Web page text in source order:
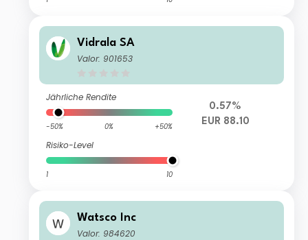
Vidrala SA
Valor: 901653
Jährliche Rendite
-50% 0% +50%
Risiko-Level
1 10
0.57%
EUR 88.10
Watsco Inc
Valor: 984620